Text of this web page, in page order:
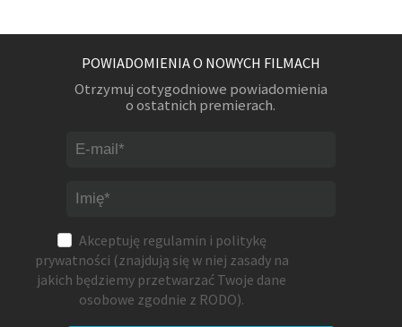
POWIADOMIENIA O NOWYCH FILMACH
Otrzymuj cotygodniowe powiadomienia
o ostatnich premierach.
Akceptuję regulamin i politykę
prywatności (znajdują się w niej zasady na
jakich będziemy przetwarzać Twoje dane
osobowe zgodnie z RODO).